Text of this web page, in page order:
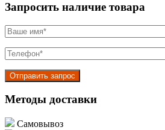
Запросить наличие товара
Методы доставки
Самовывоз